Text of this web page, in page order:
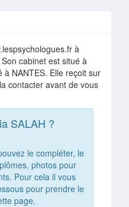
à
cabinet est situé à
NANTES. Elle reçoit sur
contacter avant de vous
SALAH ?
le compléter, le
photos pour
Pour cela il vous
pour prendre le
page.